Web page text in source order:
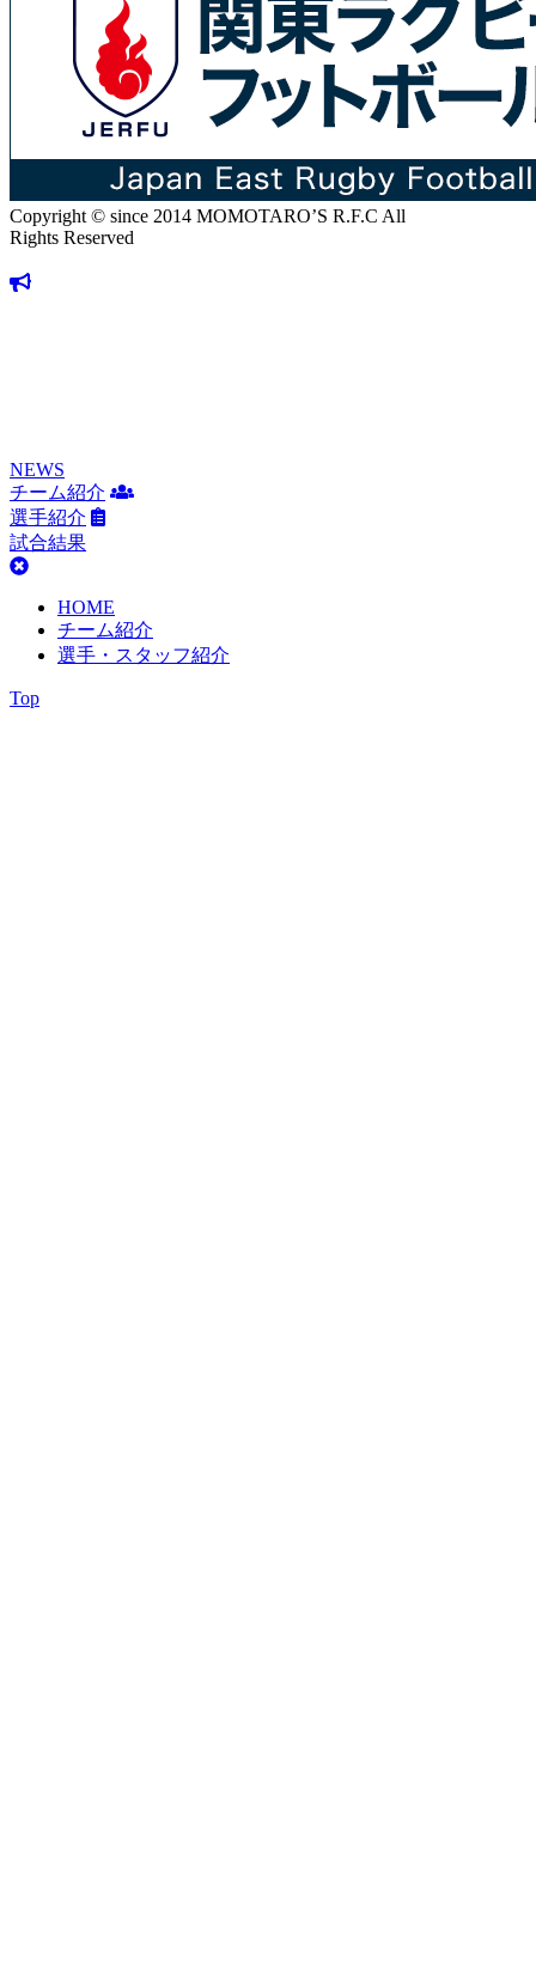
Copyright © since 2014 MOMOTARO’S R.F.C All
Rights Reserved
NEWS
チーム紹介
選手紹介
試合結果
HOME
チーム紹介
選手・スタッフ紹介
Top